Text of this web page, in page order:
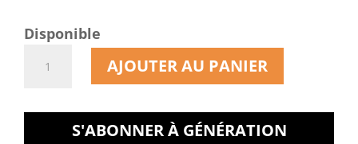
Disponible
AJOUTER AU PANIER
S'ABONNER À GÉNÉRATION